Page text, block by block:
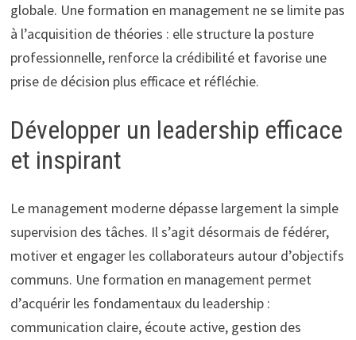
globale. Une formation en management ne se limite pas
à l’acquisition de théories : elle structure la posture
professionnelle, renforce la crédibilité et favorise une
prise de décision plus efficace et réfléchie.
Développer un leadership efficace
et inspirant
Le management moderne dépasse largement la simple
supervision des tâches. Il s’agit désormais de fédérer,
motiver et engager les collaborateurs autour d’objectifs
communs. Une formation en management permet
d’acquérir les fondamentaux du leadership :
communication claire, écoute active, gestion des